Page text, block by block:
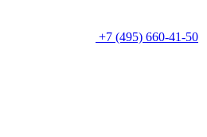
+7 (495) 660-41-50